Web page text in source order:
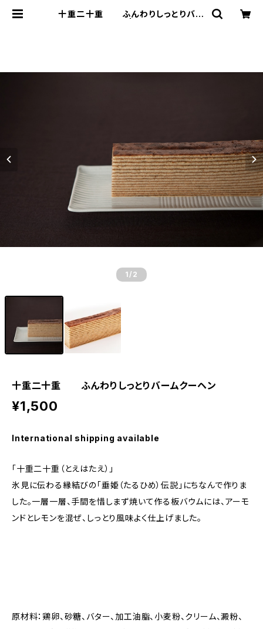
十重二十重 ふんわりしっとりバー
1 /2
十重二十重 ふんわりしっとりバームクーヘン
¥1,500
International shipping available
「十重二十重（とえはたえ）」
氷見に伝わる縁結びの「垂姫（たるひめ）伝説」にちなんで作りま
した。一層一層、手間を惜しまず焼いて作る板バウムには、アーモ
ンドとレモンを混ぜ、しっとり風味よく仕上げました。
原材料：鶏卵、砂糖、バター、加工油脂、小麦粉、クリーム、澱粉、